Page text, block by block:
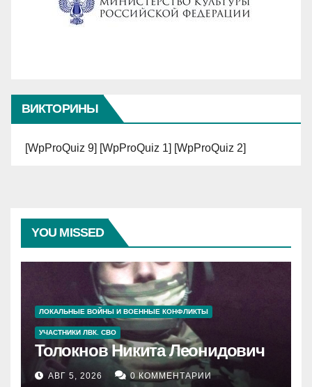
ВИКТОРИНЫ
[WpProQuiz 9] [WpProQuiz 1] [WpProQuiz 2]
YOU MISSED
ЛОКАЛЬНЫЕ ВОЙНЫ И ВОЕННЫЕ КОНФЛИКТЫ
УЧАСТНИКИ ЛВК. СВО
Толокнов Никита Леонидович
АВГ 5, 2026 0 КОММЕНТАРИИ